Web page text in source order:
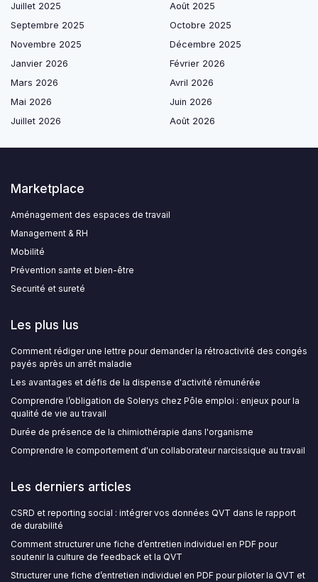
Juillet 2025
Août 2025
Septembre 2025
Octobre 2025
Novembre 2025
Décembre 2025
Janvier 2026
Février 2026
Mars 2026
Avril 2026
Mai 2026
Juin 2026
Juillet 2026
Août 2026
Marketplace
Aménagement des espaces de travail
Management & RH
Mobilité
Prévention sante et bien-être
Securité et sureté
Les plus lus
Comment rédiger une lettre pour demander la rétroactivité des congés
payés après un arrêt maladie
Les avantages et défis de la dispense d'activité rémunérée
Comprendre l’obligation de Solerys chez Pôle emploi : enjeux pour la
qualité de vie au travail
Durée de présence de la chimiothérapie dans l'organisme
Comprendre le comportement d'un collaborateur narcissique au travail
Les derniers articles
CSRD et reporting social : intégrer vos données QVT dans le rapport
de durabilité
Comment structurer une fiche d’entretien individuel en PDF pour
soutenir la culture de feedback et la QVT
Structurer une fiche d’entretien individuel en PDF pour piloter la QVT et